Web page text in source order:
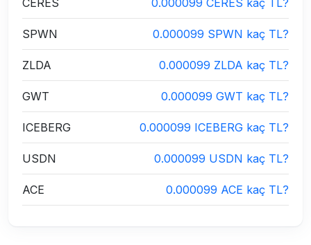
SPWN 0.000099 SPWN kaç TL?
ZLDA 0.000099 ZLDA kaç TL?
GWT 0.000099 GWT kaç TL?
ICEBERG 0.000099 ICEBERG kaç TL?
USDN 0.000099 USDN kaç TL?
ACE 0.000099 ACE kaç TL?